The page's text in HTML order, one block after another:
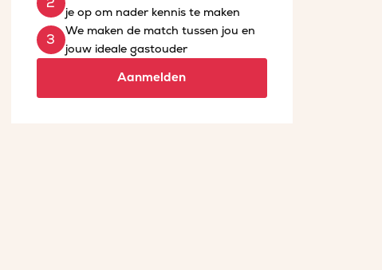
je op om nader kennis te maken
We maken de match tussen jou en
jouw ideale gastouder
Aanmelden